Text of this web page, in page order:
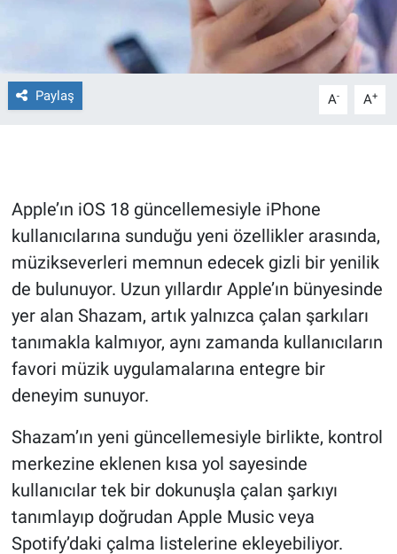
Paylaş A- A+
Apple’ın iOS 18 güncellemesiyle iPhone
kullanıcılarına sunduğu yeni özellikler arasında,
müzikseverleri memnun edecek gizli bir yenilik
de bulunuyor. Uzun yıllardır Apple’ın bünyesinde
yer alan Shazam, artık yalnızca çalan şarkıları
tanımakla kalmıyor, aynı zamanda kullanıcıların
favori müzik uygulamalarına entegre bir
deneyim sunuyor.
Shazam’ın yeni güncellemesiyle birlikte, kontrol
merkezine eklenen kısa yol sayesinde
kullanıcılar tek bir dokunuşla çalan şarkıyı
tanımlayıp doğrudan Apple Music veya
Spotify’daki çalma listelerine ekleyebiliyor.
Gerçeğin İzinde
Gün Başlıyor
Gündem Özel
Günün görüntüsü
Haber
İlan
Kimdir
Koronavirüs
Kültür Sanat
Ne demişti